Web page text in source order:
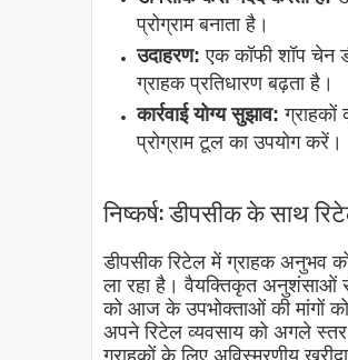
प्रोग्राम बनाता है।
उदाहरण: एक कॉफी शॉप चेन
ग्राहक प्रतिधारण बढ़ता है।
कार्रवाई योग्य सुझाव: ग्राहकों
प्रोग्राम टूल का उपयोग करें।
निष्कर्ष: डीपसीक के साथ
डीपसीक रिटेल में ग्राहक अनुभव
ला रहा है। वैयक्तिकृत अनुशंसाओं
को आज के उपभोक्ताओं की मांगों
अपने रिटेल व्यवसाय को अगले